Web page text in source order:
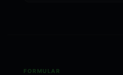
FORMULAR